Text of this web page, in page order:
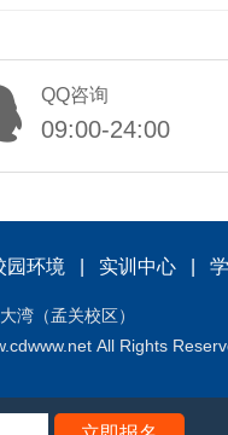
QQ咨询
09:00-24:00
园环境 实训中心
湾（孟关校区）
All Rights